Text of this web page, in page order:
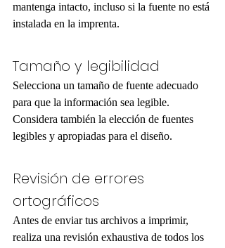
mantenga intacto, incluso si la fuente no está
instalada en la imprenta.
Tamaño y legibilidad
Selecciona un tamaño de fuente adecuado
para que la información sea legible.
Considera también la elección de fuentes
legibles y apropiadas para el diseño.
Revisión de errores
ortográficos
Antes de enviar tus archivos a imprimir,
realiza una revisión exhaustiva de todos los